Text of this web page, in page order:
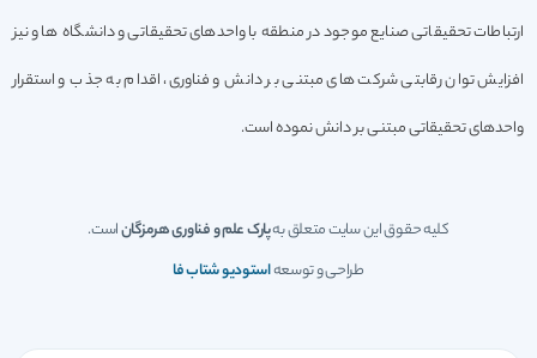
ارتباطات تحقیقاتی صنایع موجود در منطقه با واحدهای تحقیقاتی و دانشگاه ها و نیز
افزایش توان رقابتی شرکت های مبتنی بر دانش و فناوری، اقدام به جذب و استقرار
واحدهای تحقیقاتی مبتنی بر دانش نموده است.
کلیه حقوق این سایت متعلق بهپارک علم و فناوری هرمزگاناست.
طراحی و توسعهاستودیو شتاب فا